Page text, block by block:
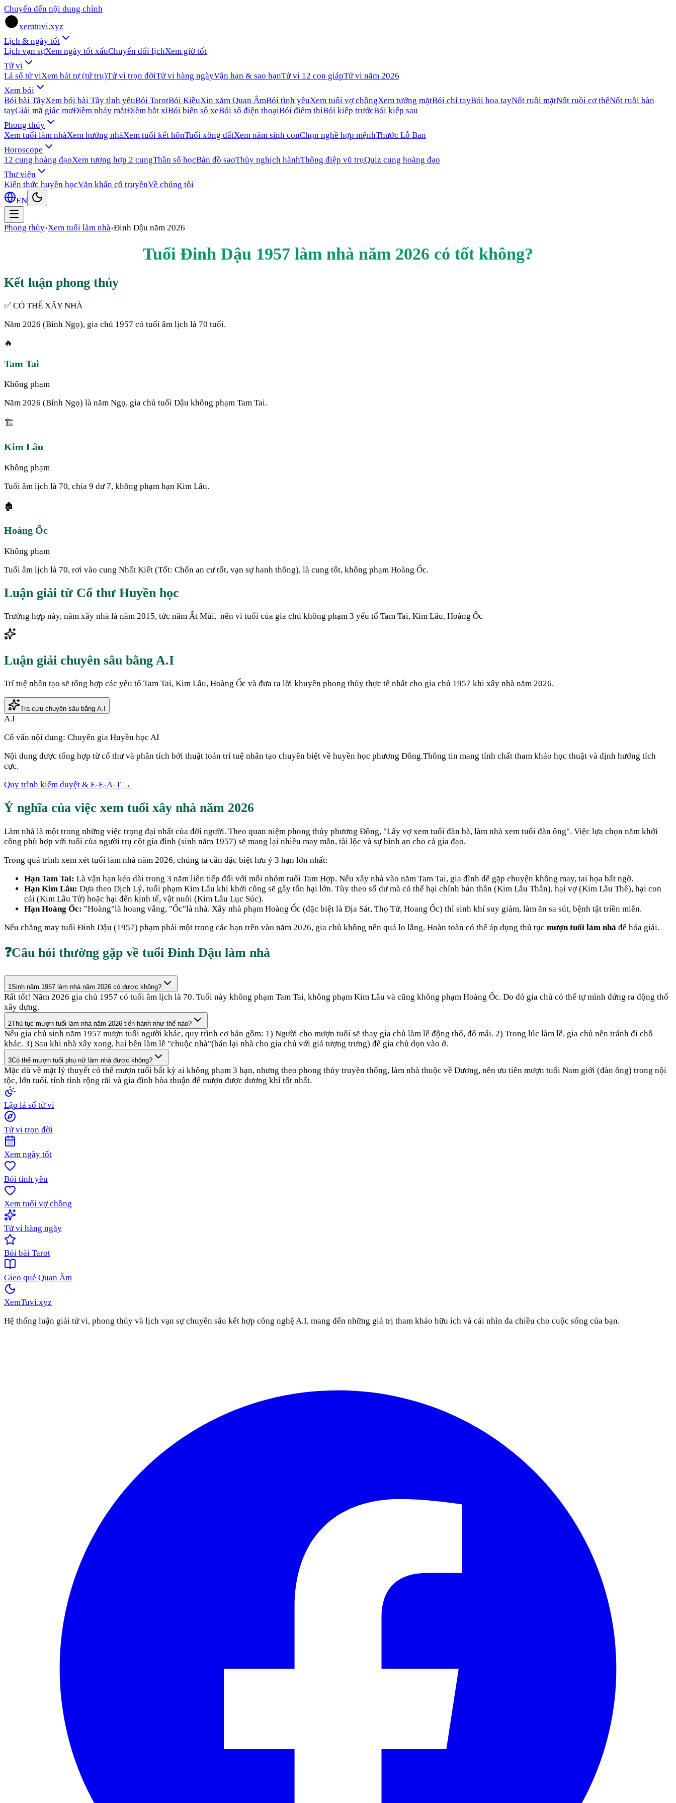
Chuyển đến nội dung chính
xemtuvi.xyz
Lịch & ngày tốt
Lịch vạn sựXem ngày tốt xấuChuyển đổi lịchXem giờ tốt
Tử vi
Lá số tử viXem bát tự (tứ trụ)Tử vi trọn đờiTử vi hàng ngàyVận hạn & sao hạnTử vi 12 con giápTử vi năm 2026
Xem bói
Bói bài TâyXem bói bài Tây tình yêuBói TarotBói KiềuXin xăm Quan ÂmBói tình yêuXem tuổi vợ chồngXem tướng mặtBói chỉ tayBói hoa tayNốt ruồi mặtNốt ruồi cơ thểNốt ruồi bàn
tayGiải mã giấc mơĐiềm nháy mắtĐiềm hắt xìBói biển số xeBói số điện thoạiBói điểm thiBói kiếp trướcBói kiếp sau
Phong thủy
Xem tuổi làm nhàXem hướng nhàXem tuổi kết hônTuổi xông đấtXem năm sinh conChọn nghề hợp mệnhThước Lỗ Ban
Horoscope
12 cung hoàng đạoXem tương hợp 2 cungThần số họcBản đồ saoThủy nghịch hànhThông điệp vũ trụQuiz cung hoàng đạo
Thư viện
Kiến thức huyền họcVăn khấn cổ truyềnVề chúng tôi
EN
Phong thủy›Xem tuổi làm nhà›Đinh Dậu năm 2026
Tuổi Đinh Dậu 1957 làm nhà năm 2026 có tốt không?
Kết luận phong thủy
✅ CÓ THỂ XÂY NHÀ
Năm 2026 (Bính Ngọ), gia chủ 1957 có tuổi âm lịch là 70 tuổi.
🔥
Tam Tai
Không phạm
Năm 2026 (Bính Ngọ) là năm Ngọ, gia chủ tuổi Dậu không phạm Tam Tai.
🏗️
Kim Lâu
Không phạm
Tuổi âm lịch là 70, chia 9 dư 7, không phạm hạn Kim Lâu.
🏚️
Hoàng Ốc
Không phạm
Tuổi âm lịch là 70, rơi vào cung Nhất Kiết (Tốt: Chốn an cư tốt, vạn sự hanh thông), là cung tốt, không phạm Hoàng Ốc.
Luận giải từ Cổ thư Huyền học
Trường hợp này, năm xây nhà là năm 2015, tức năm Ất Mùi, nên vì tuổi của gia chủ không phạm 3 yếu tố Tam Tai, Kim Lâu, Hoàng Ốc
Luận giải chuyên sâu bằng A.I
Trí tuệ nhân tạo sẽ tổng hợp các yếu tố Tam Tai, Kim Lâu, Hoàng Ốc và đưa ra lời khuyên phong thủy thực tế nhất cho gia chủ 1957 khi xây nhà năm 2026.
Tra cứu chuyên sâu bằng A.I
A.I
Cố vấn nội dung: Chuyên gia Huyền học AI
Nội dung được tổng hợp từ cổ thư và phân tích bởi thuật toán trí tuệ nhân tạo chuyên biệt về huyền học phương Đông.Thông tin mang tính chất tham khảo học thuật và định hướng tích
cực.
Quy trình kiểm duyệt & E-E-A-T →
Ý nghĩa của việc xem tuổi xây nhà năm 2026
Làm nhà là một trong những việc trọng đại nhất của đời người. Theo quan niệm phong thủy phương Đông, "Lấy vợ xem tuổi đàn bà, làm nhà xem tuổi đàn ông". Việc lựa chọn năm khởi
công phù hợp với tuổi của người trụ cột gia đình (sinh năm 1957) sẽ mang lại nhiều may mắn, tài lộc và sự bình an cho cả gia đạo.
Trong quá trình xem xét tuổi làm nhà năm 2026, chúng ta cần đặc biệt lưu ý 3 hạn lớn nhất:
Hạn Tam Tai: Là vận hạn kéo dài trong 3 năm liên tiếp đối với mỗi nhóm tuổi Tam Hợp. Nếu xây nhà vào năm Tam Tai, gia đình dễ gặp chuyện không may, tai họa bất ngờ.
Hạn Kim Lâu: Dựa theo Dịch Lý, tuổi phạm Kim Lâu khi khởi công sẽ gây tổn hại lớn. Tùy theo số dư mà có thể hại chính bản thân (Kim Lâu Thân), hại vợ (Kim Lâu Thê), hại con
cái (Kim Lâu Tử) hoặc hại đến kinh tế, vật nuôi (Kim Lâu Lục Súc).
Hạn Hoàng Ốc: "Hoàng"là hoang vắng, "Ốc"là nhà. Xây nhà phạm Hoàng Ốc (đặc biệt là Địa Sát, Thọ Tử, Hoang Ốc) thì sinh khí suy giảm, làm ăn sa sút, bệnh tật triền miên.
Nếu chẳng may tuổi Đinh Dậu (1957) phạm phải một trong các hạn trên vào năm 2026, gia chủ không nên quá lo lắng. Hoàn toàn có thể áp dụng thủ tục mượn tuổi làm nhà để hóa giải.
❓Câu hỏi thường gặp về tuổi Đinh Dậu làm nhà
1 Sinh năm 1957 làm nhà năm 2026 có được không?
Rất tốt! Năm 2026 gia chủ 1957 có tuổi âm lịch là 70. Tuổi này không phạm Tam Tai, không phạm Kim Lâu và cũng không phạm Hoàng Ốc. Do đó gia chủ có thể tự mình đứng ra động thổ
xây dựng.
2Thủ tục mượn tuổi làm nhà năm 2026 tiến hành như thế nào?
Nếu gia chủ sinh năm 1957 mượn tuổi người khác, quy trình cơ bản gồm: 1) Người cho mượn tuổi sẽ thay gia chủ làm lễ động thổ, đổ mái. 2) Trong lúc làm lễ, gia chủ nên tránh đi chỗ
khác. 3) Sau khi nhà xây xong, hai bên làm lễ "chuộc nhà"(bán lại nhà cho gia chủ với giá tượng trưng) để gia chủ dọn vào ở.
3Có thể mượn tuổi phụ nữ làm nhà được không?
Mặc dù về mặt lý thuyết có thể mượn tuổi bất kỳ ai không phạm 3 hạn, nhưng theo phong thủy truyền thống, làm nhà thuộc về Dương, nên ưu tiên mượn tuổi Nam giới (đàn ông) trong nội
tộc, lớn tuổi, tính tình rộng rãi và gia đình hòa thuận để mượn được dương khí tốt nhất.
Lập lá số tử vi
Tử vi trọn đời
Xem ngày tốt
Bói tình yêu
Xem tuổi vợ chồng
Tử vi hàng ngày
Bói bài Tarot
Gieo quẻ Quan Âm
XemTuvi.xyz
Hệ thống luận giải tử vi, phong thủy và lịch vạn sự chuyên sâu kết hợp công nghệ A.I, mang đến những giá trị tham khảo hữu ích và cái nhìn đa chiều cho cuộc sống của bạn.